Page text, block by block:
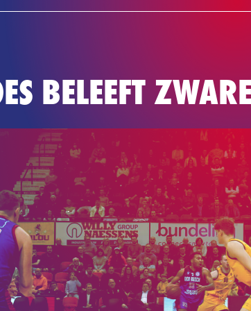
BELEEFT